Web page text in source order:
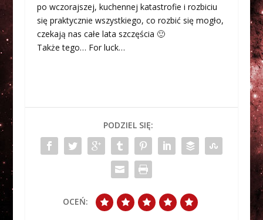
po wczorajszej, kuchennej katastrofie i rozbiciu
się praktycznie wszystkiego, co rozbić się mogło,
czekają nas całe lata szczęścia 🙂
Także tego… For luck…
PODZIEL SIĘ:
OCEŃ: